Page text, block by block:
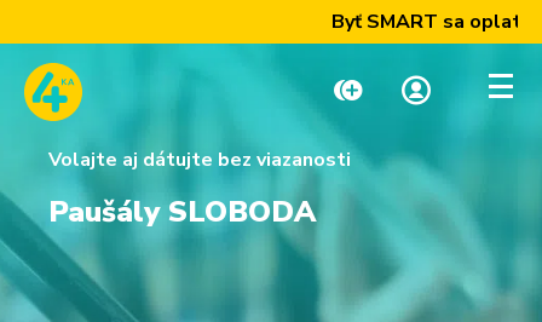
Dobiť kredit Moja zóna
Paušály
Byť SMART sa oplatí!
Volajte aj dátujte bez viazanosti
Paušály SLOBODA